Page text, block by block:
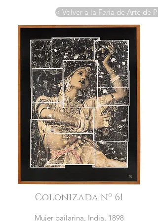
< Volver a la Feria de Arte de
Colonizada nº 61
Mujer bailarina, India, 1898